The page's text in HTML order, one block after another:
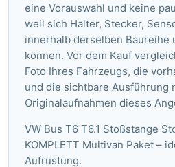
eine Vorauswahl und keine
weil sich Halter, Stecker,
innerhalb derselben Baureihe
können. Vor dem Kauf
Foto Ihres Fahrzeugs, die
und die sichtbare Ausführung
Originalaufnahmen dieses
VW Bus T6 T6.1 Stoßstange
KOMPLETT Multivan Paket –
Aufrüstung.